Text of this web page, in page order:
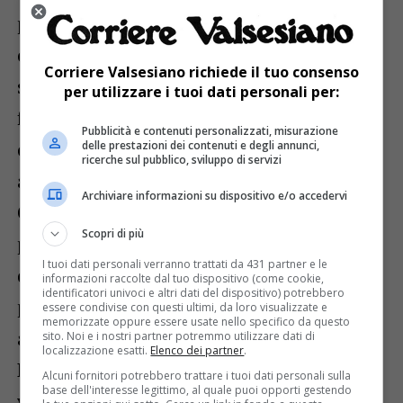
percorsi altamente professionalizzanti e
che stanno diventando un elemento
sempre più importante del sistema
formativo a sostegno delle aziende. «A
causa del progressivo spopolamento –
aggiunge il direttore di Cnvv, Aureliano
Curini – nelle zone di montagna è sempre
più difficile avviare delle classi. Abbiamo
quindi chiesto al ministro di rivedere i
parametri che stabiliscono la presenza di
almeno 20 studenti per attivare i corsi Its.
Le nostre aziende, a partire da quelle
Corriere Valsesiano richiede il tuo consenso
per utilizzare i tuoi dati personali per:
Pubblicità e contenuti personalizzati, misurazione
delle prestazioni dei contenuti e degli annunci,
ricerche sul pubblico, sviluppo di servizi
Archiviare informazioni su dispositivo e/o accedervi
Scopri di più
I tuoi dati personali verranno trattati da 431 partner e le
informazioni raccolte dal tuo dispositivo (come cookie,
identificatori univoci e altri dati del dispositivo) potrebbero
essere condivise con questi ultimi, da loro visualizzate e
memorizzate oppure essere usate nello specifico da questo
sito. Noi e i nostri partner potremmo utilizzare dati di
localizzazione esatti. Elenco dei partner.
Alcuni fornitori potrebbero trattare i tuoi dati personali sulla
base dell'interesse legittimo, al quale puoi opporti gestendo